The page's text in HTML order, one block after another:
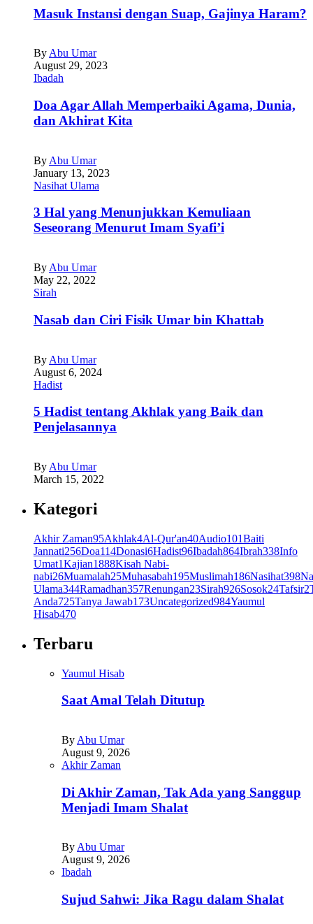
Masuk Instansi dengan Suap, Gajinya Haram?
By Abu Umar
August 29, 2023
Ibadah
Doa Agar Allah Memperbaiki Agama, Dunia,
dan Akhirat Kita
By Abu Umar
January 13, 2023
Nasihat Ulama
3 Hal yang Menunjukkan Kemuliaan
Seseorang Menurut Imam Syafi’i
By Abu Umar
May 22, 2022
Sirah
Nasab dan Ciri Fisik Umar bin Khattab
By Abu Umar
August 6, 2024
Hadist
5 Hadist tentang Akhlak yang Baik dan
Penjelasannya
By Abu Umar
March 15, 2022
Kategori
Akhir Zaman95Akhlak4Al-Qur'an40Audio101Baiti
Jannati256Doa114Donasi6Hadist96Ibadah864Ibrah338Info
Umat1Kajian1888Kisah Nabi-
nabi26Muamalah25Muhasabah195Muslimah186Nasihat398
Ulama344Ramadhan357Renungan23Sirah926Sosok24Tafsir2
Anda725Tanya Jawab173Uncategorized984Yaumul
Hisab470
Terbaru
Yaumul Hisab
Saat Amal Telah Ditutup
By Abu Umar
August 9, 2026
Akhir Zaman
Di Akhir Zaman, Tak Ada yang Sanggup
Menjadi Imam Shalat
ByAbu Umar
August 9, 2026
Ibadah
Sujud Sahwi: Jika Ragu dalam Shalat